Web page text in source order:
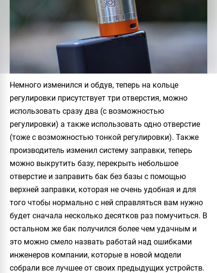
Немного изменился и обдув, теперь на кольце
регулировки присутствует три отверстия, можно
использовать сразу два (с возможностью
регулировки) а также использовать одно отверстие
(тоже с возможностью тонкой регулировки). Также
производитель изменил систему заправки, теперь
можно выкрутить базу, перекрыть небольшое
отверстие и заправить бак без базы с помощью
верхней заправки, которая не очень удобная и для
того чтобы нормально с ней справляться вам нужно
будет сначала несколько десятков раз помучиться. В
остальном же бак получился более чем удачным и
это можно смело назвать работай над ошибками
инженеров компании, которые в новой модели
собрали все лучшее от своих предыдущих устройств.